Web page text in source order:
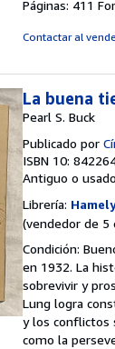
Páginas: 411
Contactar al
La buena
Pearl S. Buck
Publicado por
ISBN 10:
Antiguo o usado
Librería:
(vendedor de 5
Condición:
en 1932. La
sobrevivir y
Lung logra
y los conflictos
como la